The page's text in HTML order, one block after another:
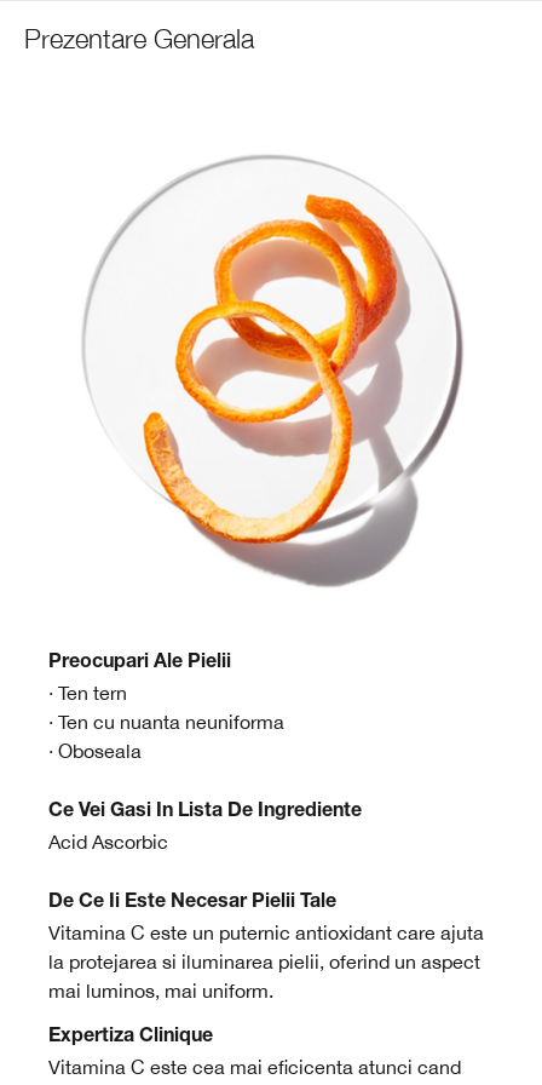
Prezentare Generala
Preocupari Ale Pielii
· Ten tern
· Ten cu nuanta neuniforma
· Oboseala
Ce Vei Gasi In Lista De Ingrediente
Acid Ascorbic
De Ce Ii Este Necesar Pielii Tale
Vitamina C este un puternic antioxidant care ajuta
la protejarea si iluminarea pielii, oferind un aspect
mai luminos, mai uniform.
Expertiza Clinique​
Vitamina C este cea mai eficicenta atunci cand